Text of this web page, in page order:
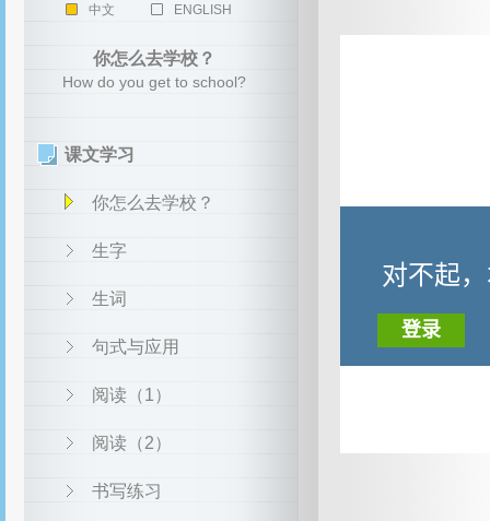
中文 ENGLISH
你怎么去学校？
How do you get to school?
课文学习
你怎么去学校？
生字
生词
句式与应用
阅读（1）
阅读（2）
书写练习